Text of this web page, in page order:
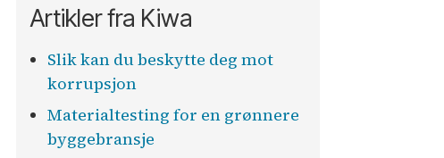
Artikler fra Kiwa
Slik kan du beskytte deg mot
korrupsjon
Materialtesting for en grønnere
byggebransje